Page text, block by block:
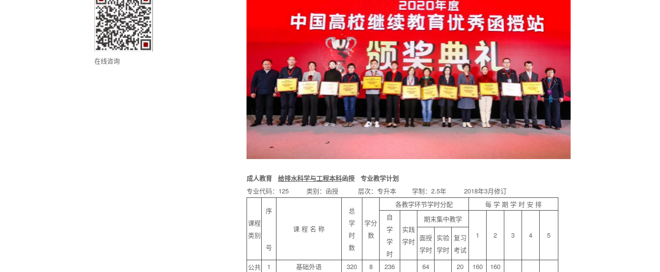
在线咨询
成人教育 给排水科学与工程本科函授 专业教学计划
专业代码：125 类别：函授 层次：专升本 学制：2.5年 2018年3月修订
课程
类别
序
号
课 程 名 称
总
学
时
数
学分
数
各教学环节学时分配
每 学 期 学 时 安 排
自
学
学
时
实践
学时
期末集中教学
1
2 3 4 5
面授
学时
实验
学时
复习
考试
公共
1 基础外语 320 8 236 64 20 160
160